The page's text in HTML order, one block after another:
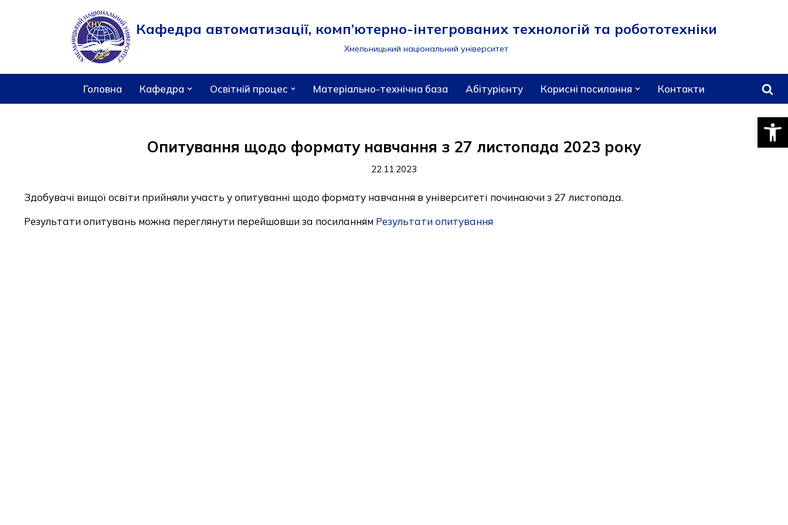
Кафедра автоматизації, комп’ютерно-інтегрованих технологій та робототехніки
Хмельницький національний університет
Головна Кафедра Освітній процес Матеріально-технічна база Абітурієнту Корисні посилання Контакти
Опитування щодо формату навчання з 27 листопада 2023 року
22.11.2023
Здобувачі вищої освіти прийняли участь у опитуванні щодо формату навчання в університеті починаючи з 27 листопада.
Результати опитувань можна переглянути перейшовши за посиланням Результати опитування